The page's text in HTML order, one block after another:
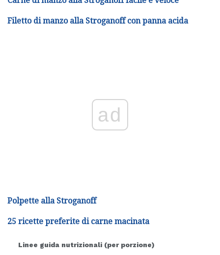
Filetto di manzo alla Stroganoff con panna acida
ad
Polpette alla Stroganoff
25 ricette preferite di carne macinata
Linee guida nutrizionali (per porzione)